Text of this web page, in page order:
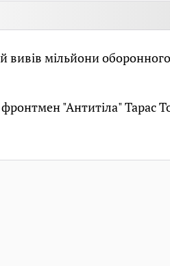
вивів мільйони
"Антитіла" Тарас